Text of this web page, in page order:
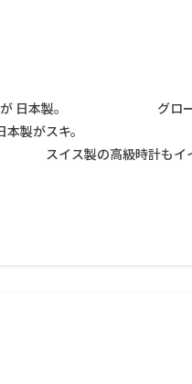
が 日本製。 グローバ
っぱり日本製がスキ。
の高級時計もイイけれ